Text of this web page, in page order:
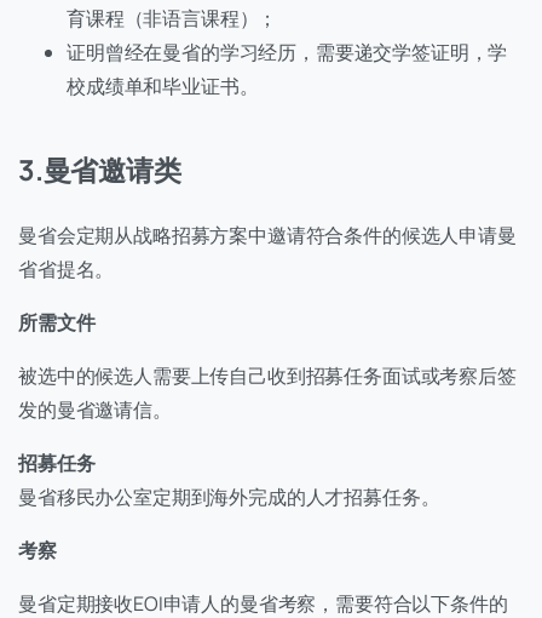
育课程（非语言课程）；
证明曾经在曼省的学习经历，需要递交学签证明，学
校成绩单和毕业证书。
3.曼省邀请类
曼省会定期从战略招募方案中邀请符合条件的候选人申请曼
省省提名。
所需文件
被选中的候选人需要上传自己收到招募任务面试或考察后签
发的曼省邀请信。
招募任务
曼省移民办公室定期到海外完成的人才招募任务。
考察
曼省定期接收EOI申请人的曼省考察，需要符合以下条件的